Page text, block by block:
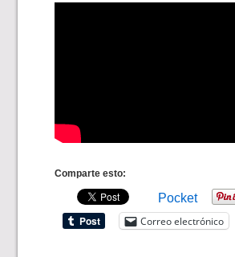
Comparte esto:
Pocket
Correo electrónico